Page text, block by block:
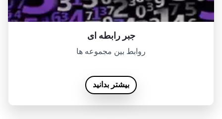
جبر رابطه ای
روابط بین مجموعه ها
بیشتر بدانید